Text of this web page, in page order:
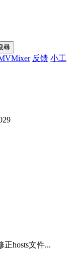
尋
反馈 小工
hosts文件...